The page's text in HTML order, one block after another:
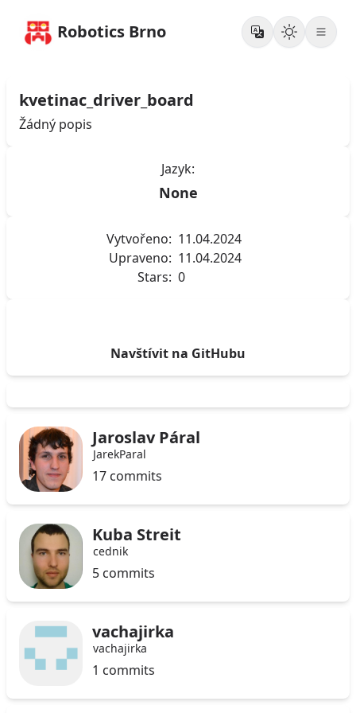
Robotics Brno
kvetinac_driver_board
Žádný popis
Jazyk:
None
Vytvořeno: 11.04.2024
Upraveno: 11.04.2024
Stars: 0
Navštívit na GitHubu
Jaroslav Páral
JarekParal
17 commits
Kuba Streit
cednik
5 commits
vachajirka
vachajirka
1 commits